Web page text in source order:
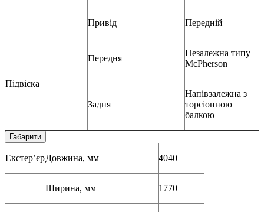
Привід Передній
Підвіска
Передня
Незалежна типу
McPherson
Задня
Напівзалежна з
торсіонною
балкою
Габарити
Екстер’єрДовжина, мм 4040
Ширина, мм 1770